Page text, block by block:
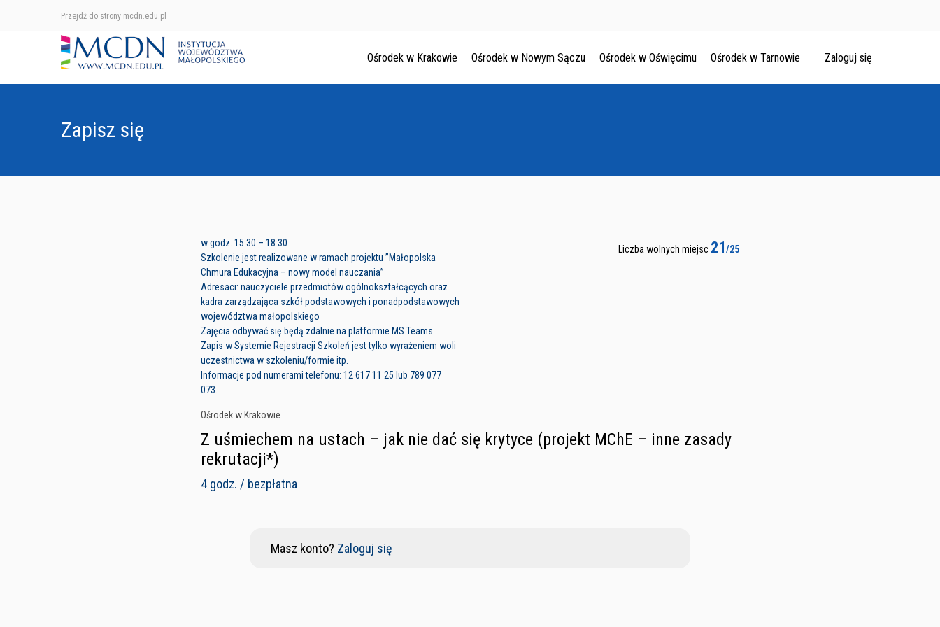
Przejdź do strony mcdn.edu.pl
Ośrodek w Krakowie Ośrodek w Nowym Sączu Ośrodek w Oświęcimu Ośrodek w Tarnowie Zaloguj się
Zapisz się
w godz. 15:30 – 18:30
Szkolenie jest realizowane w ramach projektu ”Małopolska
Chmura Edukacyjna – nowy model nauczania”
Adresaci: nauczyciele przedmiotów ogólnokształcących oraz
kadra zarządzająca szkół podstawowych i ponadpodstawowych
województwa małopolskiego
Zajęcia odbywać się będą zdalnie na platformie MS Teams
Zapis w Systemie Rejestracji Szkoleń jest tylko wyrażeniem woli
uczestnictwa w szkoleniu/formie itp.
Informacje pod numerami telefonu: 12 617 11 25 lub 789 077
073.
Ośrodek w Krakowie
Liczba wolnych miejsc 21/25
Z uśmiechem na ustach – jak nie dać się krytyce (projekt MChE – inne zasady
rekrutacji*)
4 godz. / bezpłatna
Masz konto? Zaloguj się
Ośrodek w Krakowie